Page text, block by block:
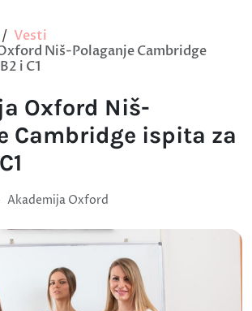
Vesti
Niš-Polaganje Cambridge
i C1
Oxford Niš-
Cambridge ispita za
Akademija Oxford